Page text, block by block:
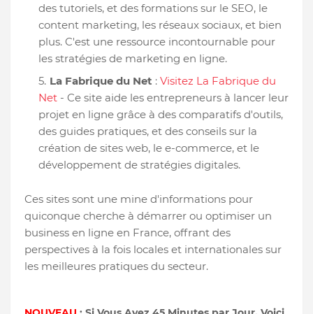
des tutoriels, et des formations sur le SEO, le
content marketing, les réseaux sociaux, et bien
plus. C'est une ressource incontournable pour
les stratégies de marketing en ligne.
La Fabrique du Net : Visitez La Fabrique du
Net - Ce site aide les entrepreneurs à lancer leur
projet en ligne grâce à des comparatifs d'outils,
des guides pratiques, et des conseils sur la
création de sites web, le e-commerce, et le
développement de stratégies digitales.
Ces sites sont une mine d'informations pour
quiconque cherche à démarrer ou optimiser un
business en ligne en France, offrant des
perspectives à la fois locales et internationales sur
les meilleures pratiques du secteur.